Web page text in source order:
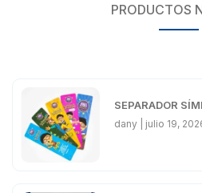
PRODUCTOS
SEPARADOR
dany julio 19,